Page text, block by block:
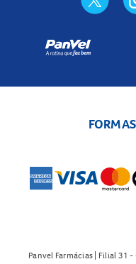
Panvel Farmácias | Filial 31